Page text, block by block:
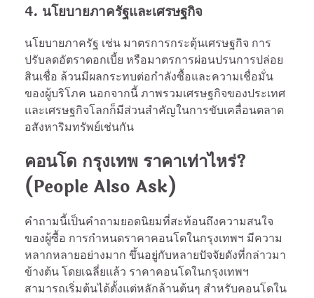
4. นโยบายภาครัฐและเศรษฐกิจ
นโยบายภาครัฐ เช่น มาตรการกระตุ้นเศรษฐกิจ การ
ปรับลดอัตราดอกเบี้ย หรือมาตรการผ่อนปรนการปล่อย
สินเชื่อ ล้วนมีผลกระทบต่อกำลังซื้อและความเชื่อมั่น
ของผู้บริโภค นอกจากนี้ ภาพรวมเศรษฐกิจของประเทศ
และเศรษฐกิจโลกก็มีส่วนสำคัญในการขับเคลื่อนตลาด
อสังหาริมทรัพย์เช่นกัน
คอนโด กรุงเทพ ราคาเท่าไหร่?
(People Also Ask)
คำถามนี้เป็นคำถามยอดนิยมที่สะท้อนถึงความสนใจ
ของผู้ซื้อ การกำหนดราคาคอนโดในกรุงเทพฯ มีความ
หลากหลายอย่างมาก ขึ้นอยู่กับหลายปัจจัยดังที่กล่าวมา
ข้างต้น โดยเฉลี่ยแล้ว ราคาคอนโดในกรุงเทพฯ
สามารถเริ่มต้นได้ตั้งแต่หลักล้านต้นๆ สำหรับคอนโดใน